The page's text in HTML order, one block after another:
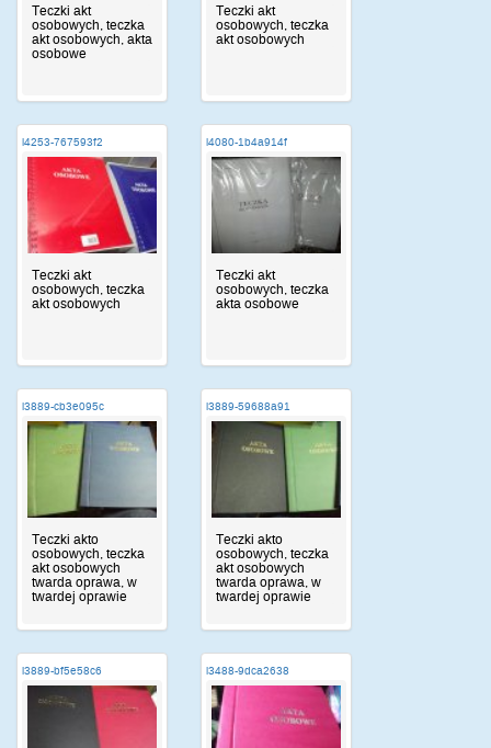
Teczki akt
osobowych, teczka
akt osobowych, akta
osobowe
Teczki akt
osobowych, teczka
akt osobowych
i4253-767593f2
Teczki akt
osobowych, teczka
akt osobowych
i4080-1b4a914f
Teczki akt
osobowych, teczka
akta osobowe
i3889-cb3e095c
Teczki akto
osobowych, teczka
akt osobowych
twarda oprawa, w
twardej oprawie
i3889-59688a91
Teczki akto
osobowych, teczka
akt osobowych
twarda oprawa, w
twardej oprawie
i3889-bf5e58c6 i3488-9dca2638